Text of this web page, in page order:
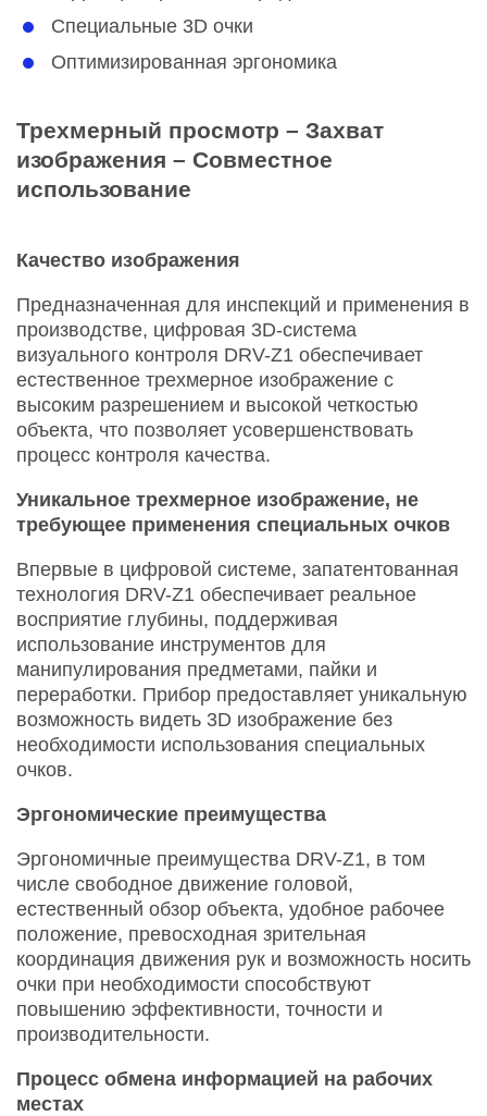
Специальные 3D очки
Оптимизированная эргономика
Трехмерный просмотр – Захват
изображения – Совместное
использование
Качество изображения
Предназначенная для инспекций и применения в
производстве, цифровая 3D-система
визуального контроля DRV-Z1 обеспечивает
естественное трехмерное изображение с
высоким разрешением и высокой четкостью
объекта, что позволяет усовершенствовать
процесс контроля качества.
Уникальное трехмерное изображение, не
требующее применения специальных очков
Впервые в цифровой системе, запатентованная
технология DRV-Z1 обеспечивает реальное
восприятие глубины, поддерживая
использование инструментов для
манипулирования предметами, пайки и
переработки. Прибор предоставляет уникальную
возможность видеть 3D изображение без
необходимости использования специальных
очков.
Эргономические преимущества
Эргономичные преимущества DRV-Z1, в том
числе свободное движение головой,
естественный обзор объекта, удобное рабочее
положение, превосходная зрительная
координация движения рук и возможность носить
очки при необходимости способствуют
повышению эффективности, точности и
производительности.
Процесс обмена информацией на рабочих
местах